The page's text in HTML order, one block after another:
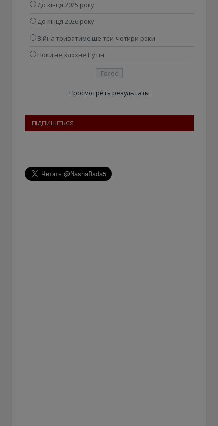
До кінця 2025 року
До кінця 2026 року
Війна триватиме ще три-чотири роки
Поки не здохне Путін
Просмотреть результаты
ПІДПИШІТЬСЯ